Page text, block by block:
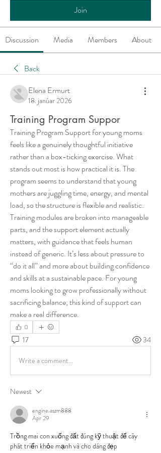
Join
Discussion Media Members About
Back
Elena Ermurt
18. janúar 2026
Training Program Suppor
Training Program Support for young moms
feels like a genuinely thoughtful initiative
rather than a box-ticking exercise. What
stands out most is how practical it is. The
program seems to understand that young
mothers are juggling time, energy, and mental
load, so the structure is flexible and realistic.
Training modules are broken into manageable
parts, and the support element actually
matters, with guidance that feels human
instead of generic. It’s less about pressure to
“do it all” and more about building confidence
and skills at a sustainable pace. For young
moms looking to grow professionally without
sacrificing balance, this kind of support can
make a real difference.
0
17 34
Write a comment...
Newest
engine.aszm888
Apr 29
Trồng mai con xuống đất đúng kỹ thuật để cây
phát triển khỏe mạnh và cho dáng đẹp